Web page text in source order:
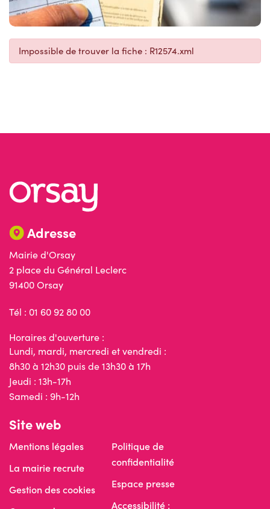
Impossible de trouver la fiche : R12574.xml
Adresse
Mairie d'Orsay
2 place du Général Leclerc
91400 Orsay
Tél : 01 60 92 80 00
Horaires d'ouverture :
Lundi, mardi, mercredi et vendredi :
8h30 à 12h30 puis de 13h30 à 17h
Jeudi : 13h-17h
Samedi : 9h-12h
Site web
Mentions légales
La mairie recrute
Gestion des cookies
Politique de
confidentialité
Espace presse
Accessibilité :